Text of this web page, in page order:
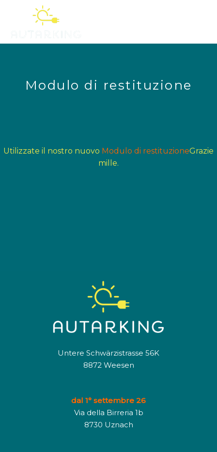
contenuto
Modulo di restituzione
Utilizzate il nostro nuovo Modulo di restituzioneGrazie
mille.
Untere Schwärzistrasse 56K
8872 Weesen
dal 1° settembre 26
Via della Birreria 1b
8730 Uznach